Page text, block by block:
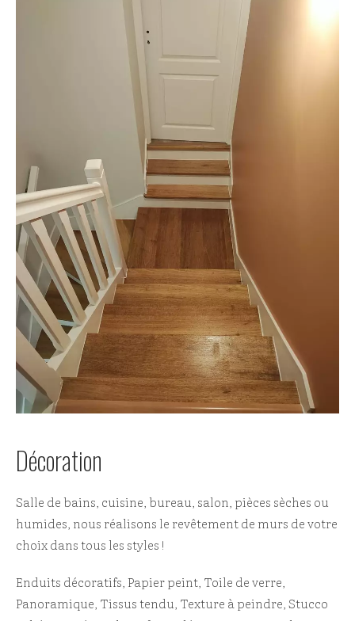
Décoration
Salle de bains, cuisine, bureau, salon, pièces sèches ou
humides, nous réalisons le revêtement de murs de votre
choix dans tous les styles !
Enduits décoratifs, Papier peint, Toile de verre,
Panoramique, Tissus tendu, Texture à peindre, Stucco